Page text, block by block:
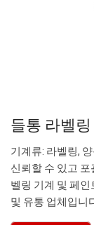
들통 라벨링
기계류: 라벨링,
신뢰할 수 있고
벨링 기계 및 페
및 유통 업체입니